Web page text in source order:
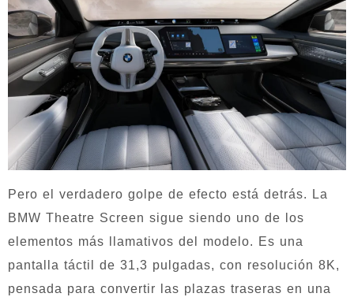
Pero el verdadero golpe de efecto está detrás. La
BMW Theatre Screen sigue siendo uno de los
elementos más llamativos del modelo. Es una
pantalla táctil de 31,3 pulgadas, con resolución 8K,
pensada para convertir las plazas traseras en una